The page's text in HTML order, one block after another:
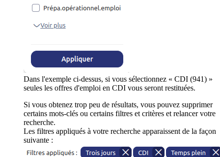
Dans l'exemple ci-dessus, si vous sélectionnez « CDI (941) »
seules les offres d'emploi en CDI vous seront restituées.
Si vous obtenez trop peu de résultats, vous pouvez supprimer
certains mots-clés ou certains filtres et critères et relancer votre
recherche.
Les filtres appliqués à votre recherche apparaissent de la façon
suivante :